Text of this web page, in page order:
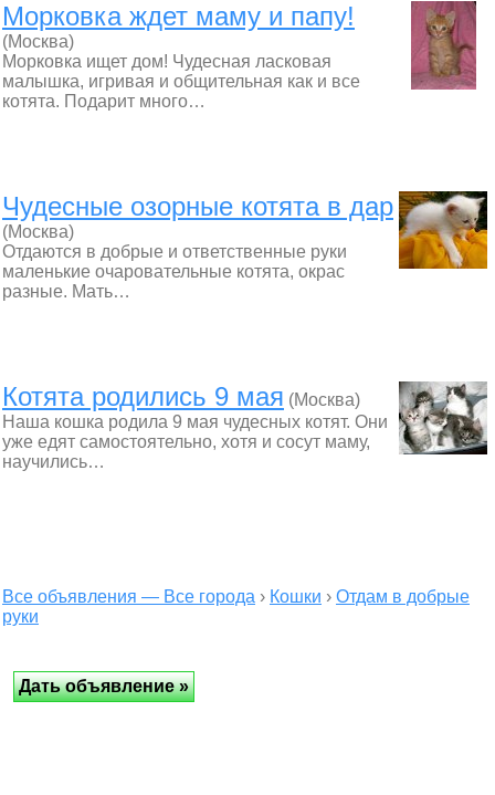
Морковка ждет маму и папу!
(Москва)
Морковка ищет дом! Чудесная ласковая
малышка, игривая и общительная как и все
котята. Подарит много…
Чудесные озорные котята в дар
(Москва)
Отдаются в добрые и ответственные руки
маленькие очаровательные котята, окрас
разные. Мать…
Котята родились 9 мая (Москва)
Наша кошка родила 9 мая чудесных котят. Они
уже едят самостоятельно, хотя и сосут маму,
научились…
Все объявления — Все города › Кошки › Отдам в добрые
руки